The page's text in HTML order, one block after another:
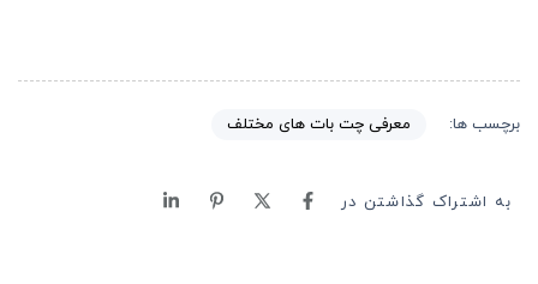
برچسب ها: معرفی چت بات های مختلف
به اشتراک گذاشتن در